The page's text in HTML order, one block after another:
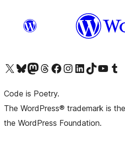
Visita il nostro account X (ex Twitter)
Visita il nostro account Bluesky
Visita il nostro account Mastodon
Visita il nostro account Threads
Visita la nostra pagina Facebook
Visita il nostro account Instagram
Visita il nostro account LinkedIn
Visita il nostro account TikTok
Visita il nostroVisita il
Code is Poetry.
The WordPress® trademark is
the WordPress Foundation.